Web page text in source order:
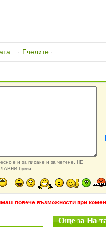
· Пчелите ·
е и за писане и за четене. НЕ
букви.
повече възможности при
Още за На